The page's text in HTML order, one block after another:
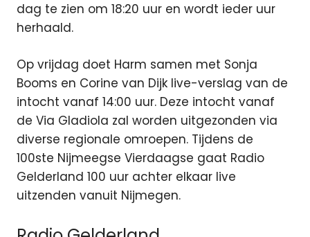
dag te zien om 18:20 uur en wordt ieder uur
herhaald.
Op vrijdag doet Harm samen met Sonja
Booms en Corine van Dijk live-verslag van de
intocht vanaf 14:00 uur. Deze intocht vanaf
de Via Gladiola zal worden uitgezonden via
diverse regionale omroepen. Tijdens de
100ste Nijmeegse Vierdaagse gaat Radio
Gelderland 100 uur achter elkaar live
uitzenden vanuit Nijmegen.